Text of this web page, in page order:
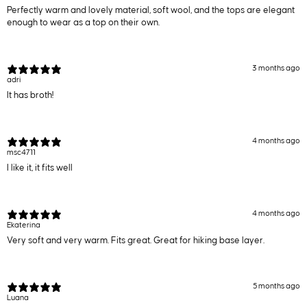
Perfectly warm and lovely material, soft wool, and the tops are elegant
enough to wear as a top on their own.
3 months ago
adri
It has broth!
4 months ago
msc4711
I like it, it fits well
4 months ago
Ekaterina
Very soft and very warm. Fits great. Great for hiking base layer.
5 months ago
Luana